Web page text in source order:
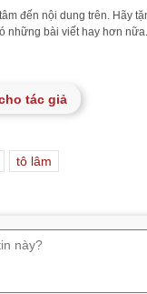
đến nội dung trên. Hãy
những bài viết hay hơn nữa.
tác giả
tô lâm